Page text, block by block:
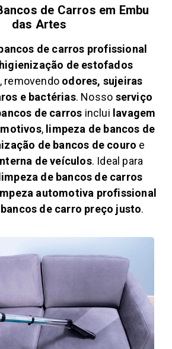
de Carros em Embu
das Artes
de carros profissional
higienização de estofados
, removendo odores, sujeiras
e bactérias. Nosso serviço
de carros inclui lavagem
, limpeza de bancos de
de bancos de couro e
de veículos. Ideal para
limpeza de bancos de carros
automotiva profissional
bancos de carro preço justo.